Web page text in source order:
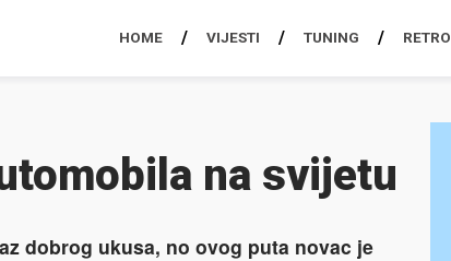
HOME VIJESTI TUNING RETRO
na svijetu
dobrog ukusa, no ovog puta novac je